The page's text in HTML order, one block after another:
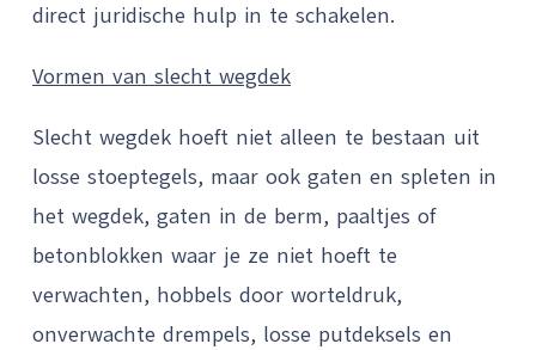
direct juridische hulp in te schakelen.
Vormen van slecht wegdek
Slecht wegdek hoeft niet alleen te bestaan uit
losse stoeptegels, maar ook gaten en spleten in
het wegdek, gaten in de berm, paaltjes of
betonblokken waar je ze niet hoeft te
verwachten, hobbels door worteldruk,
onverwachte drempels, losse putdeksels en